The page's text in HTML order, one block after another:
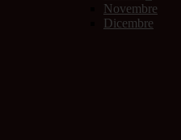
Novembre
Dicembre